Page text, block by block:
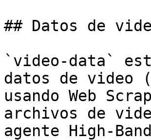
## Datos de
`video-data`
datos de video
usando Web
archivos de
agente High-